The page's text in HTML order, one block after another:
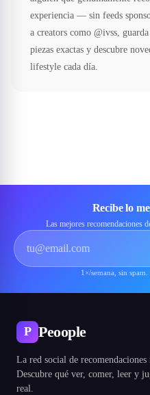
experiencia — sin feeds
a creators como @ivss,
piezas exactas y descubre
lifestyle cada día.
Recibe lo
Las mejores recomendaciones
1×/semana, sin
P Peoople
La red social de recomendaciones
Descubre qué ver, comer, leer y
real.